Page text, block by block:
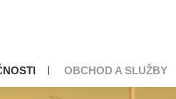
OBCHOD A SLUŽBY